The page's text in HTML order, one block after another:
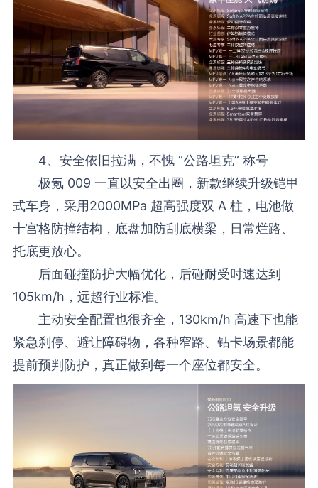
4、安全依旧拉满，不愧 “公路坦克” 称号
极氪 009 一直以安全出圈，新款继续升级铠甲
式车身，采用2000MPa 超高强度双 A 柱，电池做
十宫格防撞结构，底盘加防刮底横梁，日常烂路、
托底更放心。
后面碰撞防护大幅优化，后碰耐受时速达到
105km/h，远超行业标准。
主动安全配置也很齐全，130km/h 高速下也能
紧急刹停、避让障碍物，各种窄路、钻卡场景都能
提前预判防护，真正做到每一个座位都安全。